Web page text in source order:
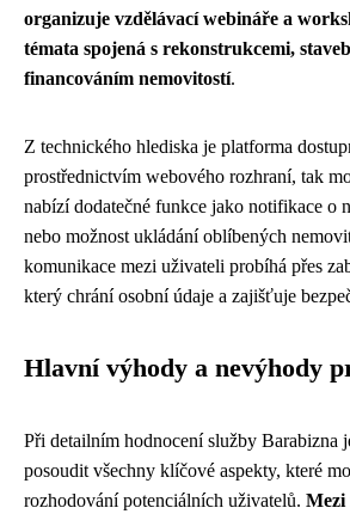
organizuje vzdělávací webináře a
témata spojená s rekonstrukcemi,
financováním nemovitostí.
Z technického hlediska je platforma
prostřednictvím webového rozhraní, tak
nabízí dodatečné funkce jako notifikace o
nebo možnost ukládání oblíbených
komunikace mezi uživateli probíhá přes
který chrání osobní údaje a zajišťuje
Hlavní výhody a nevýhody
Při detailním hodnocení služby Barabizna
posoudit všechny klíčové aspekty, které
rozhodování potenciálních uživatelů. Mezi